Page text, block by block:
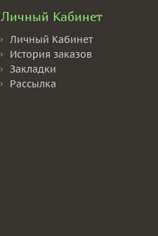
Личный Кабинет
Личный Кабинет
История заказов
Закладки
Рассылка